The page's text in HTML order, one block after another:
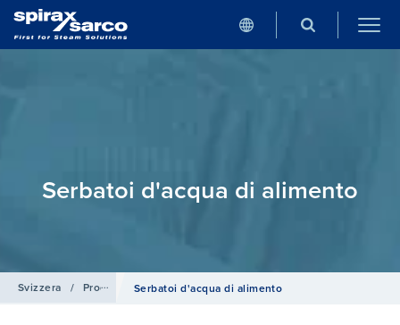
Serbatoi d'acqua di alimento
Svizzera / Prodotti e Sistemi / Sistemi e controlli per centrali
Serbatoi d'acqua di alimento